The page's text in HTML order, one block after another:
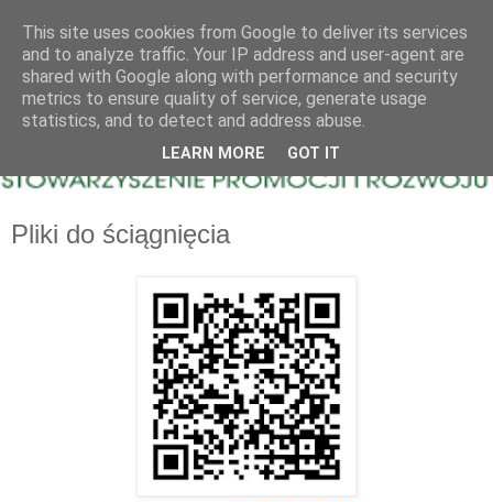
Pliki do ściągnięcia
This site uses cookies from Google to deliver its services
and to analyze traffic. Your IP address and user-agent are
shared with Google along with performance and security
metrics to ensure quality of service, generate usage
statistics, and to detect and address abuse.
LEARN MORE GOT IT